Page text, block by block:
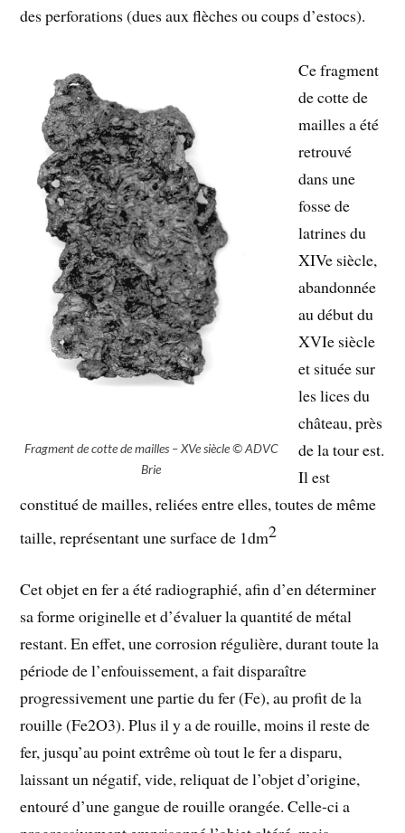
des perforations (dues aux flèches ou coups d’estocs).
Fragment de cotte de mailles – XVe siècle © ADVC
Brie
Ce fragment
de cotte de
mailles a été
retrouvé
dans une
fosse de
latrines du
XIVe siècle,
abandonnée
au début du
XVIe siècle
et située sur
les lices du
château, près
de la tour est.
Il est
constitué de mailles, reliées entre elles, toutes de même
taille, représentant une surface de 1dm2
Cet objet en fer a été radiographié, afin d’en déterminer
sa forme originelle et d’évaluer la quantité de métal
restant. En effet, une corrosion régulière, durant toute la
période de l’enfouissement, a fait disparaître
progressivement une partie du fer (Fe), au profit de la
rouille (Fe2O3). Plus il y a de rouille, moins il reste de
fer, jusqu’au point extrême où tout le fer a disparu,
laissant un négatif, vide, reliquat de l’objet d’origine,
entouré d’une gangue de rouille orangée. Celle-ci a